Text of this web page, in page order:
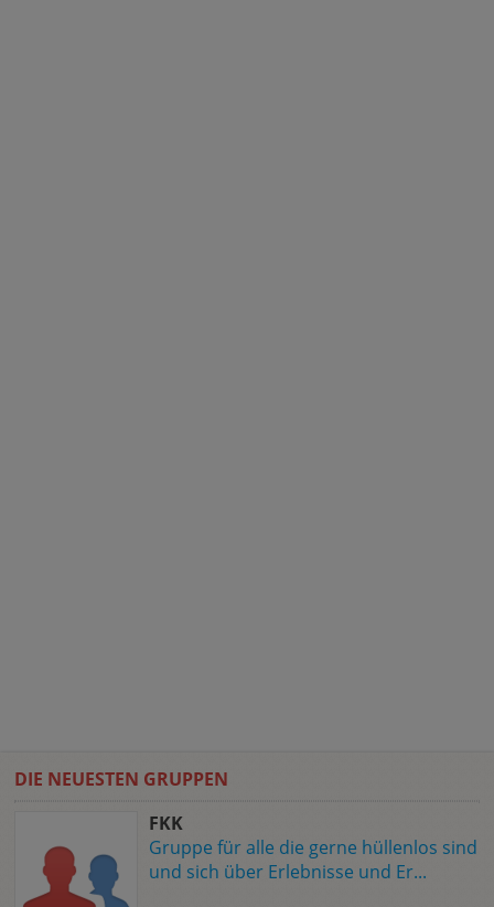
DIE NEUESTEN GRUPPEN
FKK
Gruppe für alle die gerne hüllenlos sind
und sich über Erlebnisse und Er...